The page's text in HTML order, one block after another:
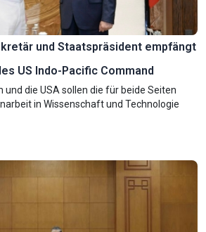
und Staatspräsident empfängt
US Indo-Pacific Command
und die USA sollen die für beide Seiten
in Wissenschaft und Technologie